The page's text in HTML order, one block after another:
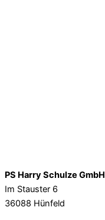
PS Harry Schulze GmbH
Im Stauster 6
36088 Hünfeld